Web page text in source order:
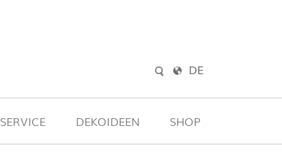
DE
SERVICE DEKOIDEEN SHOP